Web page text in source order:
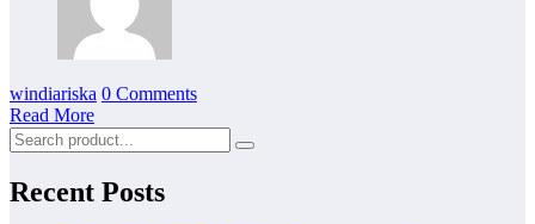
windiariska 0 Comments
Read More
Recent Posts